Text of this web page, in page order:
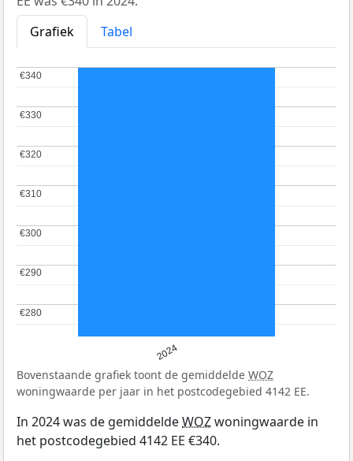
Grafiek
Tabel
2024
€280
€280
€290
€290
€300
€300
€310
€310
€320
€320
€330
€330
€340
€340
Bovenstaande grafiek toont de gemiddelde WOZ
woningwaarde per jaar in het postcodegebied 4142 EE.
In 2024 was de gemiddeldeWOZwoningwaarde in
het postcodegebied 4142 EE €340.